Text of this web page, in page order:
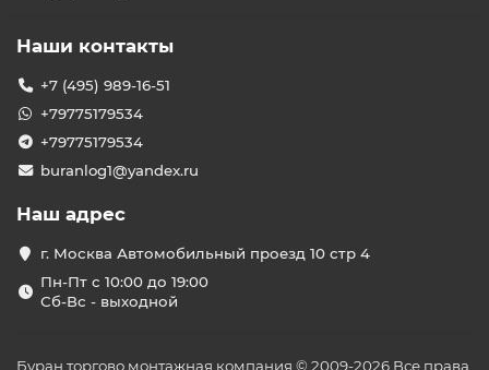
Наши контакты
+7 (495) 989-16-51
+79775179534
+79775179534
buranlog1@yandex.ru
Наш адрес
г. Москва Автомобильный проезд 10 стр 4
Пн-Пт с 10:00 до 19:00
Сб-Вс - выходной
Буран торгово монтажная компания © 2009-2026 Все права